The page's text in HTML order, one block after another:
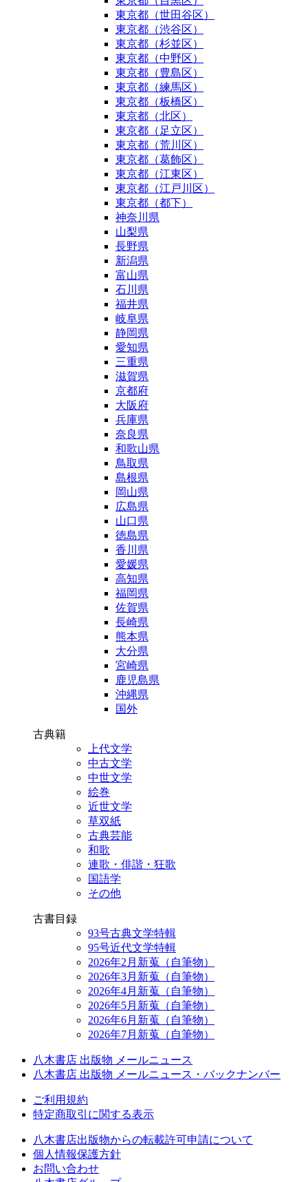
東京都（世田谷区）
東京都（渋谷区）
東京都（杉並区）
東京都（中野区）
東京都（豊島区）
東京都（練馬区）
東京都（板橋区）
東京都（北区）
東京都（足立区）
東京都（荒川区）
東京都（葛飾区）
東京都（江東区）
東京都（江戸川区）
東京都（都下）
神奈川県
山梨県
長野県
新潟県
富山県
石川県
福井県
岐阜県
静岡県
愛知県
三重県
滋賀県
京都府
大阪府
兵庫県
奈良県
和歌山県
鳥取県
島根県
岡山県
広島県
山口県
徳島県
香川県
愛媛県
高知県
福岡県
佐賀県
長崎県
熊本県
大分県
宮崎県
鹿児島県
沖縄県
国外
古典籍
上代文学
中古文学
中世文学
絵巻
近世文学
草双紙
古典芸能
和歌
連歌・俳諧・狂歌
国語学
その他
古書目録
93号古典文学特輯
95号近代文学特輯
2026年2月新蒐（自筆物）
2026年3月新蒐（自筆物）
2026年4月新蒐（自筆物）
2026年5月新蒐（自筆物）
2026年6月新蒐（自筆物）
2026年7月新蒐（自筆物）
八木書店 出版物 メールニュース
八木書店 出版物 メールニュース・バックナンバー
ご利用規約
特定商取引に関する表示
八木書店出版物からの転載許可申請について
個人情報保護方針
お問い合わせ